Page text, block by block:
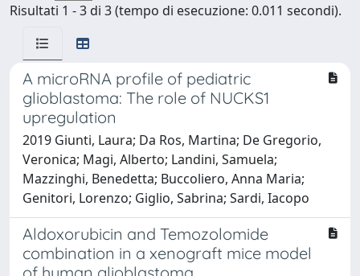
Risultati 1 - 3 di 3 (tempo di esecuzione: 0.011 secondi).
A microRNA profile of pediatric
glioblastoma: The role of NUCKS1
upregulation
2019 Giunti, Laura; Da Ros, Martina; De Gregorio,
Veronica; Magi, Alberto; Landini, Samuela;
Mazzinghi, Benedetta; Buccoliero, Anna Maria;
Genitori, Lorenzo; Giglio, Sabrina; Sardi, Iacopo
Aldoxorubicin and Temozolomide
combination in a xenograft mice model